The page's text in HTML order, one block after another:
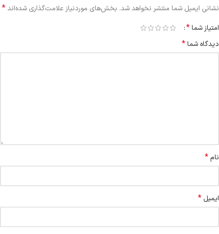
نشانی ایمیل شما منتشر نخواهد شد. بخش‌های موردنیاز علامت‌گذاری شده‌اند*
امتیاز شما*
دیدگاه شما*
نام*
ایمیل *